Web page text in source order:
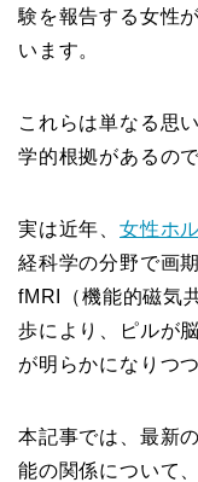
験を報告する女性
います。
これらは単なる思
学的根拠があるの
実は近年、 女性ホ
経科学の分野で画
fMRI（機能的磁気
歩により、ピルが
が明らかになりつ
本記事では、最新
能の関係について